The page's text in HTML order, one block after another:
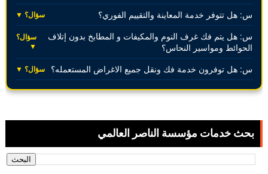
س: هل تتوفر خدمة المعاينة والتقييم الفوري؟ سؤال؟ ▼
س: هل يتم فك غرف النوم والمكيفات و المطابخ بدون إتلاف
الحوائط ومواسير النحاس؟
سؤال؟
▼
س: هل توفرون خدمة فك ونقل جميع الاغراض المستعمله؟ سؤال؟ ▼
بحث خدمات مؤسسة الناصر العالمي